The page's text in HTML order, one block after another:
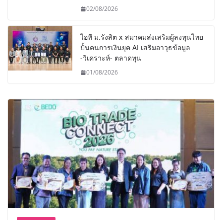
02/08/2026
ไอที ม.รังสิต x สมาคมส่งเสริมผู้ลงทุนไทย
ปั้นคนการเงินยุค AI เสริมอาวุธข้อมูล
-วิเคราะห์- ตลาดทุน
01/08/2026